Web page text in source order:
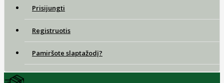
Prisijungti
Registruotis
Pamiršote slaptažodį?